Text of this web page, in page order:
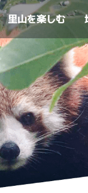
里山を楽しむ